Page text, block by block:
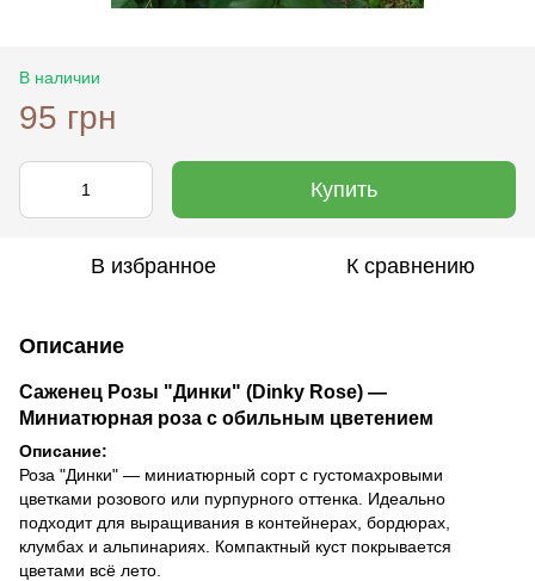
В наличии
95 грн
Купить
В избранное К сравнению
Описание
Саженец Розы "Динки" (Dinky Rose) —
Миниатюрная роза с обильным цветением
Описание:
Роза "Динки" — миниатюрный сорт с густомахровыми
цветками розового или пурпурного оттенка. Идеально
подходит для выращивания в контейнерах, бордюрах,
клумбах и альпинариях. Компактный куст покрывается
цветами всё лето.